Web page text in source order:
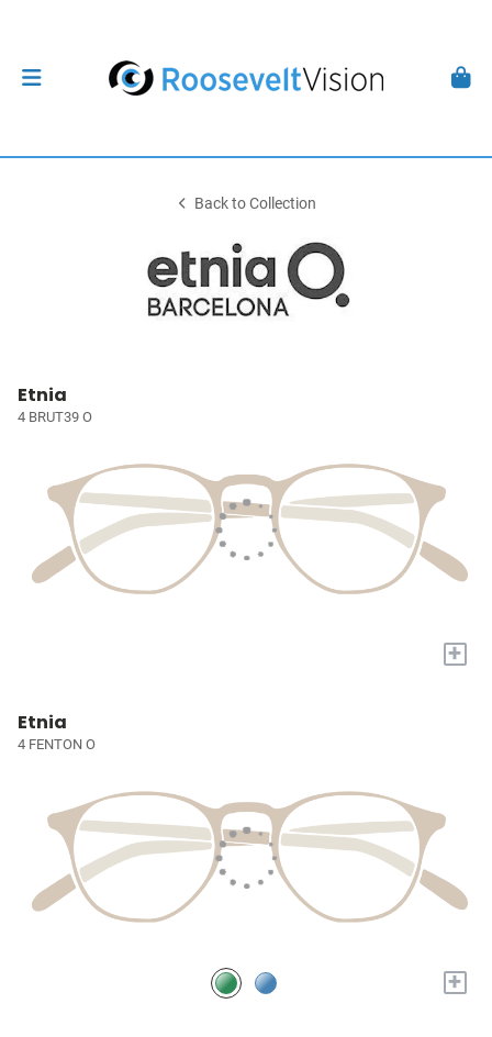
Back to Collection
Etnia
4 BRUT39 O
+
Etnia
4 FENTON O
+